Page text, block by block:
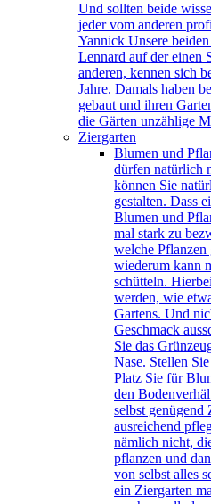
Und sollten beide
jeder vom anderen
Yannick Unsere
Lennard auf der einen
anderen, kennen sich
Jahre. Damals haben
gebaut und ihren
die Gärten unzählige
Ziergarten
Blumen und
dürfen natürlich
können Sie
gestalten. Dass
Blumen und
mal stark zu
welche Pflanzen
wiederum kann
schütteln.
werden, wie
Gartens. Und
Geschmack
Sie das
Nase. Stellen
Platz Sie für
den
selbst genügend
ausreichend
nämlich nicht,
pflanzen und
von selbst alles
ein Ziergarten